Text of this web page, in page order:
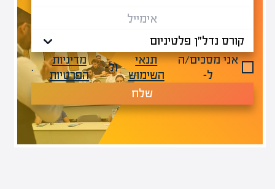
אני מסכים/ה
ל-
תנאי
השימוש
ול-
מדיניות
הפרטיות
.
שלח